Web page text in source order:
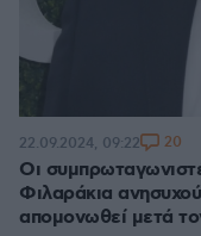
Οι
Φιλαράκια
απομονωθεί μετά
22.09.2024, 09:22 20